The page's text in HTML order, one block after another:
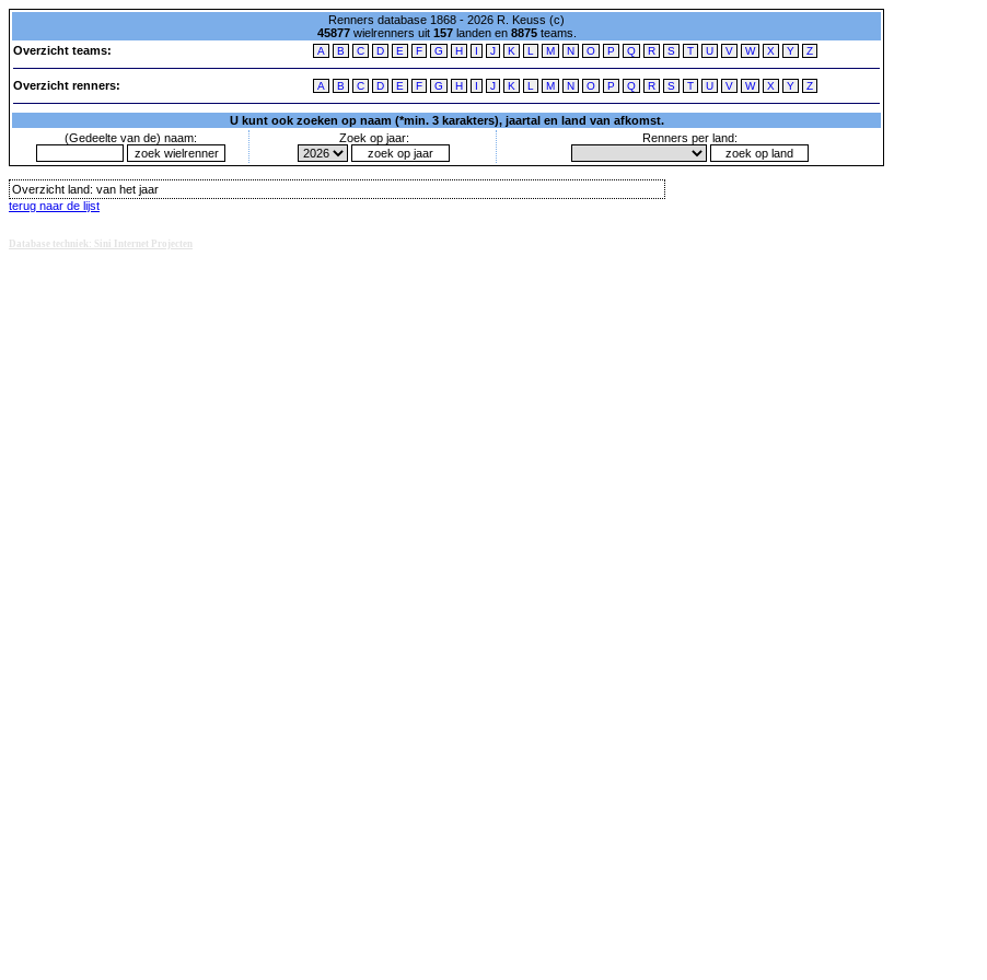
Renners database 1868 - 2026 R. Keuss (c)
45877wielrenners uit 157landen en 8875teams.
Overzicht teams:
A B C D E F G H I J K L M N O P Q R S T U V W X Y Z
Overzicht renners: A B C D E F G H I J K L M N O P Q R S T U V W X Y Z
U kunt ook zoeken op naam (*min. 3 karakters), jaartal en land van afkomst.
(Gedeelte van de) naam:
Zoek op jaar: Renners per land:
Overzicht land: van het jaar
terug naar de lijst
Database techniek: Sini Internet Projecten